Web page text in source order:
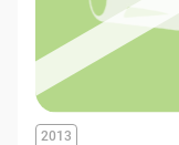
2013